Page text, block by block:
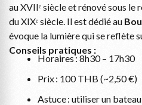
au XVIIᵉ siècle et rénové sous le
du XIXᵉ siècle. Il est dédié au
évoque la lumière qui se reflète
Conseils pratiques :
Horaires : 8h30 – 17h30
Prix : 100 THB (~2,50 €)
Astuce : utiliser un